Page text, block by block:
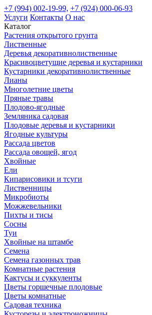
+7 (994) 002-19-99, +7 (924) 000-06-93
Услуги Контакты О нас
Каталог
Растения открытого грунта
Лиственные
Деревья декоративнолиственные
Красивоцветущие деревья и кустарники
Кустарники декоративнолиственные
Лианы
Многолетние цветы
Пряные травы
Плодово-ягодные
Земляника садовая
Плодовые деревья и кустарники
Ягодные культуры
Рассада цветов
Рассада овощей, ягод
Хвойные
Ели
Кипарисовики и тсуги
Лиственницы
Микробиоты
Можжевельники
Пихты и тисы
Сосны
Туи
Хвойные на штамбе
Семена
Семена газонных трав
Комнатные растения
Кактусы и суккуленты
Цветы горшечные плодовые
Цветы комнатные
Садовая техника